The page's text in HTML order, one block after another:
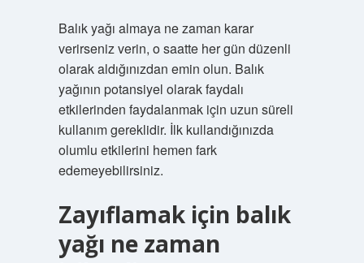
Balık yağı almaya ne zaman karar
verirseniz verin, o saatte her gün düzenli
olarak aldığınızdan emin olun. Balık
yağının potansiyel olarak faydalı
etkilerinden faydalanmak için uzun süreli
kullanım gereklidir. İlk kullandığınızda
olumlu etkilerini hemen fark
edemeyebilirsiniz.
Zayıflamak için balık
yağı ne zaman